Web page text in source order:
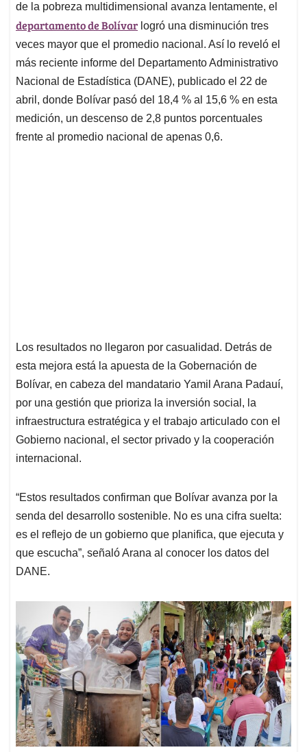
A
p
p
o
o
k
d
I
n
d
s
de la pobreza multidimensional avanza lentamente, el
departamento de Bolívar logró una disminución tres
veces mayor que el promedio nacional. Así lo reveló el
más reciente informe del Departamento Administrativo
Nacional de Estadística (DANE), publicado el 22 de
abril, donde Bolívar pasó del 18,4 % al 15,6 % en esta
medición, un descenso de 2,8 puntos porcentuales
frente al promedio nacional de apenas 0,6.
Los resultados no llegaron por casualidad. Detrás de
esta mejora está la apuesta de la Gobernación de
Bolívar, en cabeza del mandatario Yamil Arana Padauí,
por una gestión que prioriza la inversión social, la
infraestructura estratégica y el trabajo articulado con el
Gobierno nacional, el sector privado y la cooperación
internacional.
“Estos resultados confirman que Bolívar avanza por la
senda del desarrollo sostenible. No es una cifra suelta:
es el reflejo de un gobierno que planifica, que ejecuta y
que escucha”, señaló Arana al conocer los datos del
DANE.